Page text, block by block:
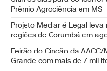
Prêmio Agrociência em MS
Projeto Mediar é Legal
regiões de Corumbá em
Feirão do Cincão da
Grande com mais de 7 mil